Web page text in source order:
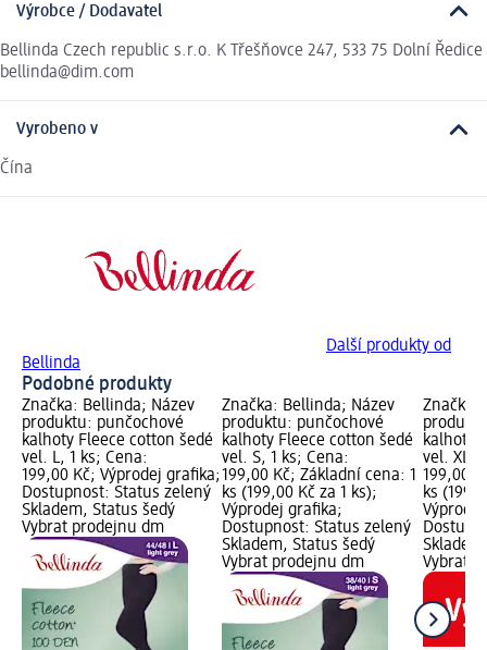
Výrobce / Dodavatel
Bellinda Czech republic s.r.o. K Třešňovce 247, 533 75 Dolní Ředice
bellinda@dim.com
Vyrobeno v
Čína
Další produkty od
Bellinda
Podobné produkty
Značka: Bellinda; Název
produktu: punčochové
kalhoty Fleece cotton šedé
vel. L, 1 ks; Cena:
199,00 Kč; Výprodej grafika;
Dostupnost: Status zelený
Skladem, Status šedý
Vybrat prodejnu dm
Značka: Bellinda; Název
produktu: punčochové
kalhoty Fleece cotton šedé
vel. S, 1 ks; Cena:
199,00 Kč; Základní cena: 1
ks (199,00 Kč za 1 ks);
Výprodej grafika;
Dostupnost: Status zelený
Skladem, Status šedý
Vybrat prodejnu dm
Značka:
kalhoty
vel. XL,
199,00
ks
Vybrat